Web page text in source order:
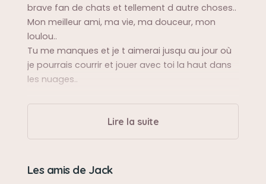
brave fan de chats et tellement d autre choses..
Mon meilleur ami, ma vie, ma douceur, mon
loulou..
Tu me manques et je t aimerai jusqu au jour où
je pourrais courrir et jouer avec toi la haut dans
les nuages..
Le tour des canards 😊
les stades remplit de joueurs 😅
Lire la suite
Les amis de Jack